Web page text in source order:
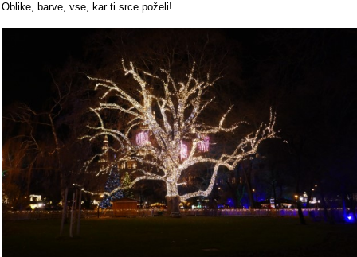
Oblike, barve, vse, kar ti srce poželi!